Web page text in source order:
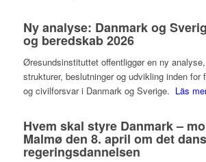
Ny analyse: Danmark og
og beredskab 2026
Øresundsinstituttet offentliggør en ny
strukturer, beslutninger og udvikling inden for
og civilforsvar i Danmark og Sverige. Läs
Hvem skal styre Danmark –
Malmø den 8. april om det
regeringsdannelsen